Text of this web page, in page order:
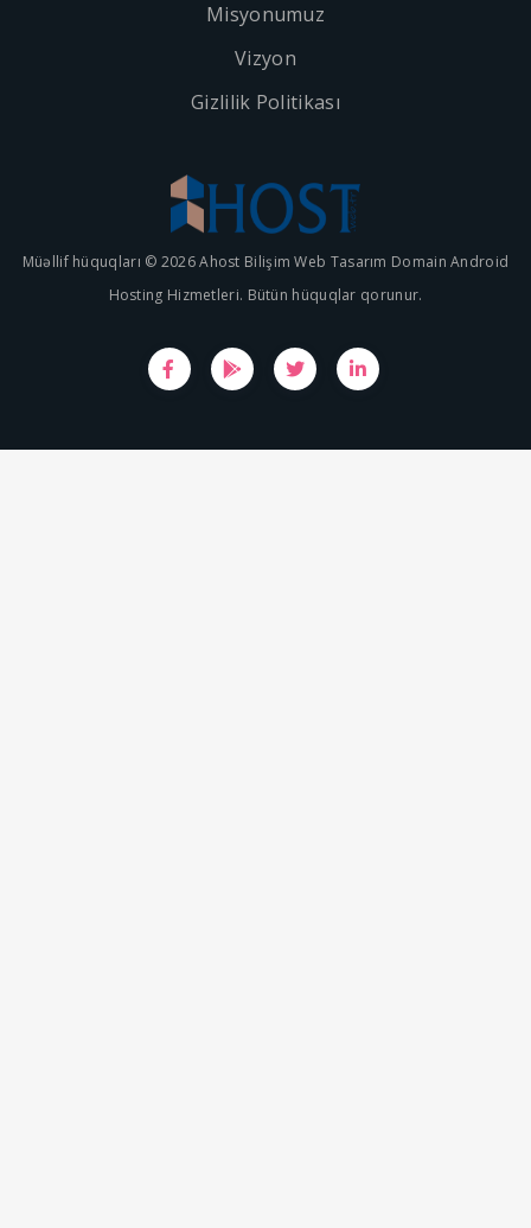
Misyonumuz
Vizyon
Gizlilik Politikası
Müəllif hüquqları © 2026 Ahost Bilişim Web Tasarım Domain Android
Hosting Hizmetleri. Bütün hüquqlar qorunur.